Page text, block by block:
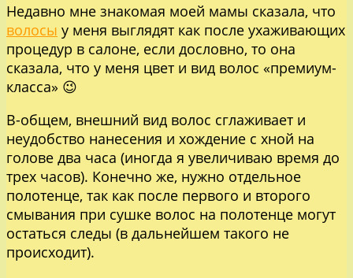
Недавно мне знакомая моей мамы сказала, что
волосы у меня выглядят как после ухаживающих
процедур в салоне, если дословно, то она
сказала, что у меня цвет и вид волос «премиум-
класса» 😉
В-общем, внешний вид волос сглаживает и
неудобство нанесения и хождение с хной на
голове два часа (иногда я увеличиваю время до
трех часов). Конечно же, нужно отдельное
полотенце, так как после первого и второго
смывания при сушке волос на полотенце могут
остаться следы (в дальнейшем такого не
происходит).